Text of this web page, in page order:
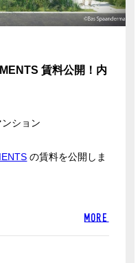
賃料公開！内
ション
の賃料を公開しま
MORE